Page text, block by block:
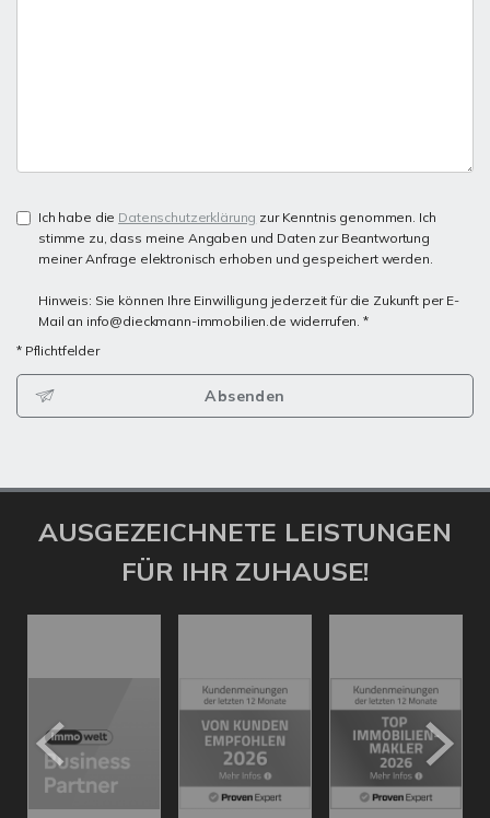
Ich habe die Datenschutzerklärung zur Kenntnis genommen. Ich
stimme zu, dass meine Angaben und Daten zur Beantwortung
meiner Anfrage elektronisch erhoben und gespeichert werden.
Hinweis: Sie können Ihre Einwilligung jederzeit für die Zukunft per E-
Mail an info@dieckmann-immobilien.de widerrufen. *
* Pflichtfelder
Absenden
AUSGEZEICHNETE LEISTUNGEN
FÜR IHR ZUHAUSE!